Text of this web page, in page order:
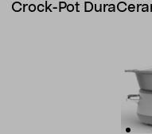
Crock-Pot